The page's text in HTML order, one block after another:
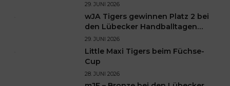
29. JUNI 2026
wJA Tigers gewinnen Platz 2 bei
den Lübecker Handballtagen
2026
29. JUNI 2026
Little Maxi Tigers beim Füchse-
Cup
28. JUNI 2026